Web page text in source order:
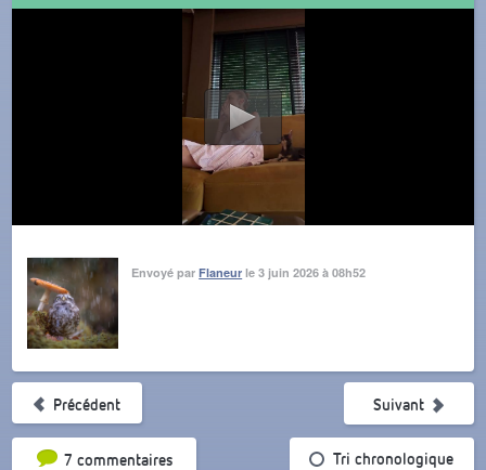
Envoyé parFlaneur le 3 juin 2026 à 08h52
Précédent
7 commentairesTri par popularité Tri chronologique
Suivant